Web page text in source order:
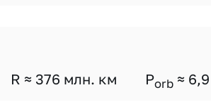
R ≈ 376 млн. км Porb ≈ 6,9